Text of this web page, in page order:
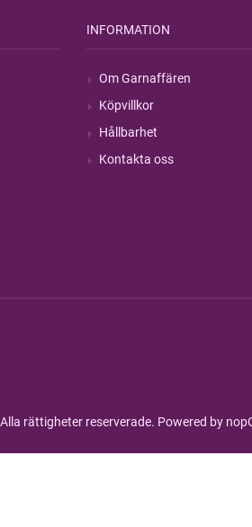
INFORMATION
Om Garnaffären
Köpvillkor
Hållbarhet
Kontakta oss
rättigheter reserverade. Powered by